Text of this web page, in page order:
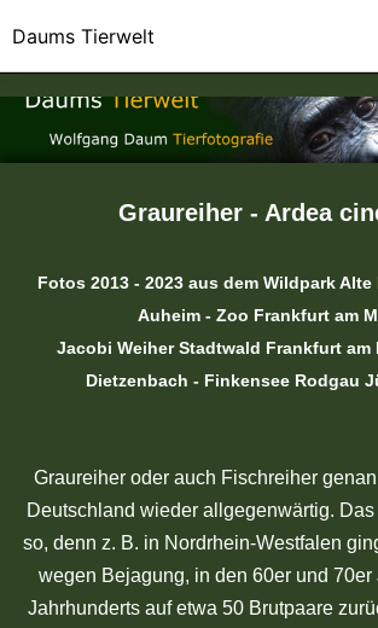
Graureiher - Ardea
Fotos 2013 - 2023 aus dem Wildpark
Auheim - Zoo Frankfurt am
Jacobi Weiher Stadtwald Frankfurt am
Dietzenbach - Finkensee Rodgau
Graureiher oder auch Fischreiher
Deutschland wieder allgegenwärtig.
so, denn z. B. in Nordrhein-Westfalen
wegen Bejagung, in den 60er und 70er
Jahrhunderts auf etwa 50 Brutpaare
Daums Tierwelt